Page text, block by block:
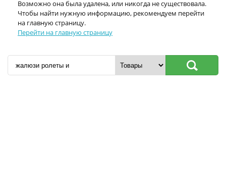
Возможно она была удалена, или никогда не существовала.
Чтобы найти нужную информацию, рекомендуем перейти
на главную страницу.
Перейти на главную страницу